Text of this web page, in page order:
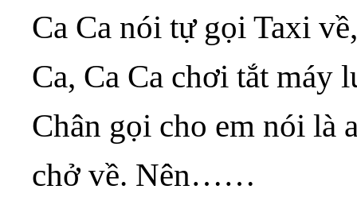
Ca Ca nói tự gọi Taxi
Ca, Ca Ca chơi tắt máy
Chân gọi cho em nói là
chở về. Nên……